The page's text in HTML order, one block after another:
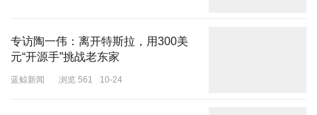
专访陶一伟：离开特斯拉，用300美
元“开源手”挑战老东家
蓝鲸新闻 浏览 561 10-24